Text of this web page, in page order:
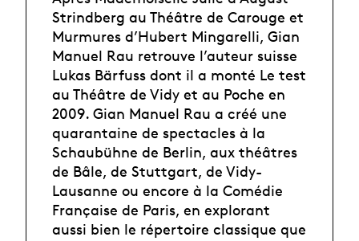
Strindberg au Théâtre de Carouge et
Murmures d’Hubert Mingarelli, Gian
Manuel Rau retrouve l’auteur suisse
Lukas Bärfuss dont il a monté Le test
au Théâtre de Vidy et au Poche en
2009. Gian Manuel Rau a créé une
quarantaine de spectacles à la
Schaubühne de Berlin, aux théâtres
de Bâle, de Stuttgart, de Vidy-
Lausanne ou encore à la Comédie
Française de Paris, en explorant
aussi bien le répertoire classique que